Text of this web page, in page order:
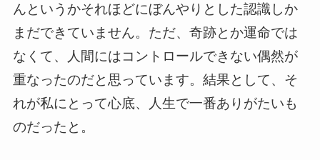
んというかそれほどにぼんやりとした認識しか
まだできていません。ただ、奇跡とか運命では
なくて、人間にはコントロールできない偶然が
重なったのだと思っています。結果として、そ
れが私にとって心底、人生で一番ありがたいも
のだったと。